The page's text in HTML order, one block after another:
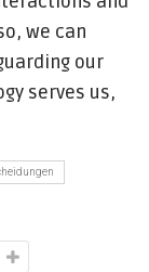
we can
our
serves us,